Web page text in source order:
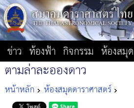
ข่าว ท้องฟ้า กิจกรรม ห้องสมุด
ตามล่าละอองดาว
หน้าหลัก ห้องสมุดดาราศาสตร์